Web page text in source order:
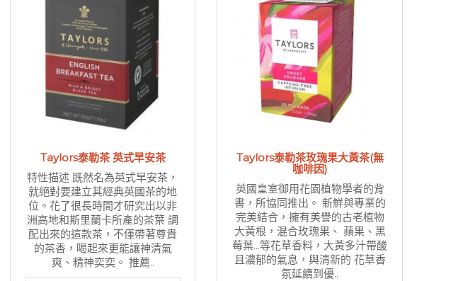
Taylors泰勒茶 英式早安茶
特性描述 既然名為英式早安茶，
就絕對要建立其經典英國茶的地
位。花了很長時間才研究出以非
洲高地和斯里蘭卡所產的茶葉 調
配出來的這款茶，不僅帶著尊貴
的茶香，喝起來更能讓神清氣
爽、精神奕奕。 推薦..
Taylors泰勒茶玫瑰果大黃茶(無
咖啡因)
英國皇室御用花園植物學者的背
書，所協同推出。 新鮮與專業的
完美結合，擁有美譽的古老植物
大黃根，混合玫瑰果、 蘋果、黑
莓葉...等花草香料，大黃多汁帶酸
且濃郁的氣息，與清新的 花草香
氛延續到優..